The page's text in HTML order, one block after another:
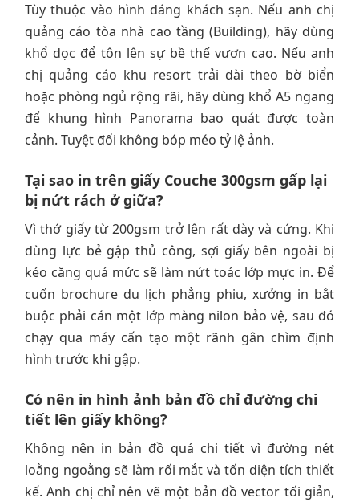
Tùy thuộc vào hình dáng khách sạn. Nếu anh chị
quảng cáo tòa nhà cao tầng (Building), hãy dùng
khổ dọc để tôn lên sự bề thế vươn cao. Nếu anh
chị quảng cáo khu resort trải dài theo bờ biển
hoặc phòng ngủ rộng rãi, hãy dùng khổ A5 ngang
để khung hình Panorama bao quát được toàn
cảnh. Tuyệt đối không bóp méo tỷ lệ ảnh.
Tại sao in trên giấy Couche 300gsm gấp lại
bị nứt rách ở giữa?
Vì thớ giấy từ 200gsm trở lên rất dày và cứng. Khi
dùng lực bẻ gập thủ công, sợi giấy bên ngoài bị
kéo căng quá mức sẽ làm nứt toác lớp mực in. Để
cuốn brochure du lịch phẳng phiu, xưởng in bắt
buộc phải cán một lớp màng nilon bảo vệ, sau đó
chạy qua máy cấn tạo một rãnh gân chìm định
hình trước khi gập.
Có nên in hình ảnh bản đồ chỉ đường chi
tiết lên giấy không?
Không nên in bản đồ quá chi tiết vì đường nét
loằng ngoằng sẽ làm rối mắt và tốn diện tích thiết
kế. Anh chị chỉ nên vẽ một bản đồ vector tối giản,